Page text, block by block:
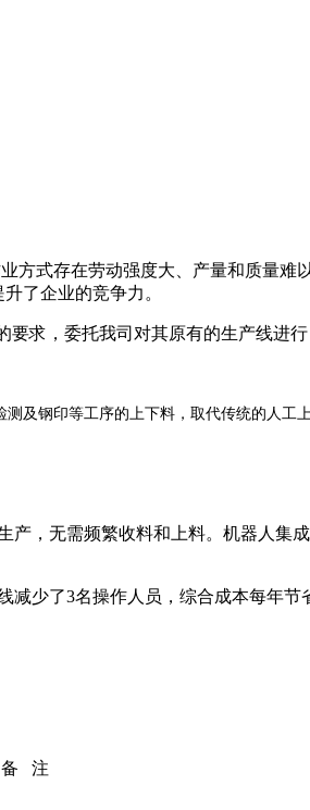
式存在劳动强度大、产量和质量难
了企业的竞争力。
求，委托我司对其原有的生产线进
测 及钢印等工序的上下料 ， 取代传统的人工
无需频繁收料和上料。机器人集
了3名操作人员，综合成本每年节
备 注